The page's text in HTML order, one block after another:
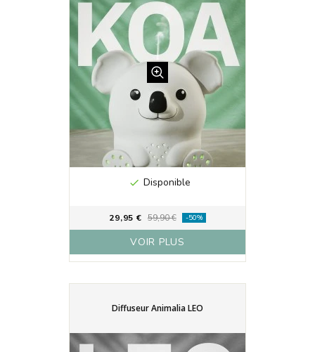
 Disponible
29,95 € 59,90 € -50%
VOIR PLUS
Diffuseur Animalia LEO